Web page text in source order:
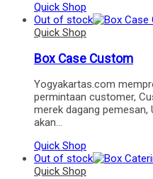
Quick Shop
Out of stock
Quick Shop
Box Case Custom
Yogyakartas.com
permintaan customer,
merek dagang pemesan,
akan…
Quick Shop
Out of stock
Quick Shop